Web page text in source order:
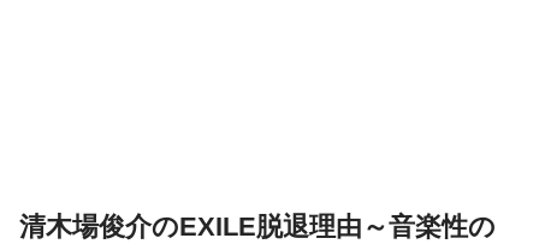
清木場俊介のEXILE脱退理由～音楽性の